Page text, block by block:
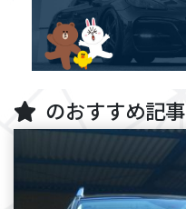
のおすすめ記事